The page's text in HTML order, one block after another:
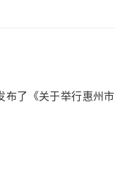
了《关于举行惠州市